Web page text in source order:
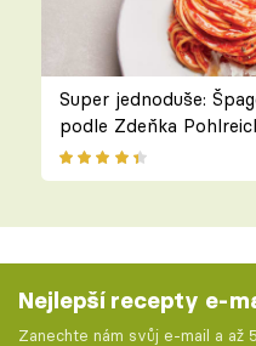
Super jednoduše:
podle Zdeňka
Nejlepší recepty e-
Zanechte nám svůj e-mail a až